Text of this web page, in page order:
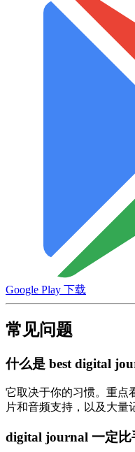
Google Play 下载
常见问题
什么是 best digital
它取决于你的习惯。重点
片和音频支持，以及大量
digital journal 一定比